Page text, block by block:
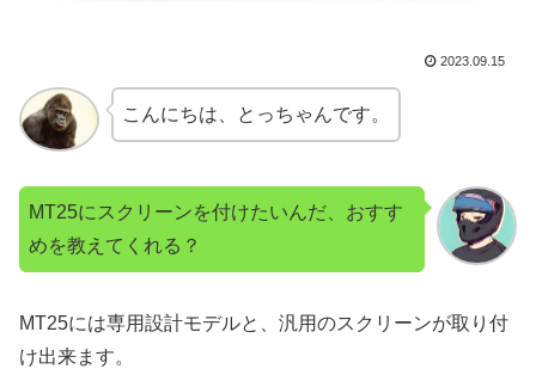
2023.09.15
こんにちは、とっちゃんです。
MT25にスクリーンを付けたいんだ、おすす
めを教えてくれる？
MT25には専用設計モデルと、汎用のスクリーンが取り付
け出来ます。